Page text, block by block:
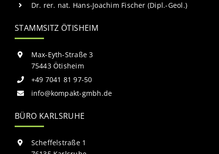
Dr. rer. nat. Hans-Joachim Fischer (Dipl.-Geol.)
STAMMSITZ ÖTISHEIM
Max-Eyth-Straße 3
75443 Ötisheim
+49 7041 81 97-50
info@kompakt-gmbh.de
BÜRO KARLSRUHE
Scheffelstraße 1